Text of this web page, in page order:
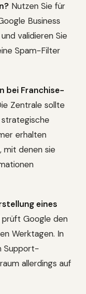
Nutzen Sie für
Business
validieren Sie
Spam-Filter
bei Franchise-
Zentrale sollte
strategische
erhalten
mit denen sie
eines
prüft Google den
Werktagen. In
Support-
allerdings auf